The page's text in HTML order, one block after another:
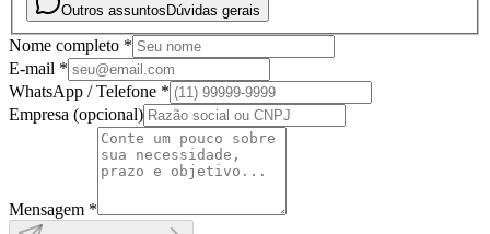
Outros assuntosDúvidas gerais
Nome completo *
E-mail *
WhatsApp / Telefone *
Empresa (opcional)
Mensagem *